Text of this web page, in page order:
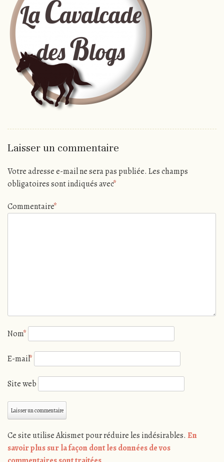
Laisser un commentaire
Votre adresse e-mail ne sera pas publiée. Les champs
obligatoires sont indiqués avec*
Commentaire*
Nom*
E-mail*
Site web
Ce site utilise Akismet pour réduire les indésirables. En
savoir plus sur la façon dont les données de vos